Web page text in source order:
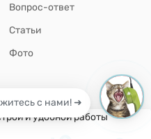
Вопрос-ответ
Статьи
Фото
и удобной работы
с нами! ➜